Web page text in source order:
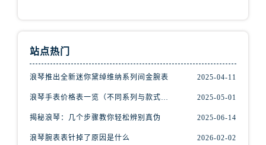
站点热门
浪琴推出全新迷你黛绰维纳系列间金腕表 2025-04-11
浪琴手表价格表一览（不同系列与款式的价格区间） 2025-05-01
揭秘浪琴：几个步骤教你轻松辨别真伪 2025-06-14
浪琴腕表表针掉了原因是什么 2026-02-02